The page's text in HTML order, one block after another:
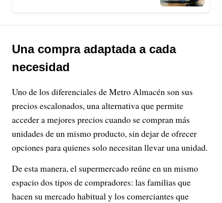
Una compra adaptada a cada
necesidad
Uno de los diferenciales de Metro Almacén son sus
precios escalonados, una alternativa que permite
acceder a mejores precios cuando se compran más
unidades de un mismo producto, sin dejar de ofrecer
opciones para quienes solo necesitan llevar una unidad.
De esta manera, el supermercado reúne en un mismo
espacio dos tipos de compradores: las familias que
hacen su mercado habitual y los comerciantes que